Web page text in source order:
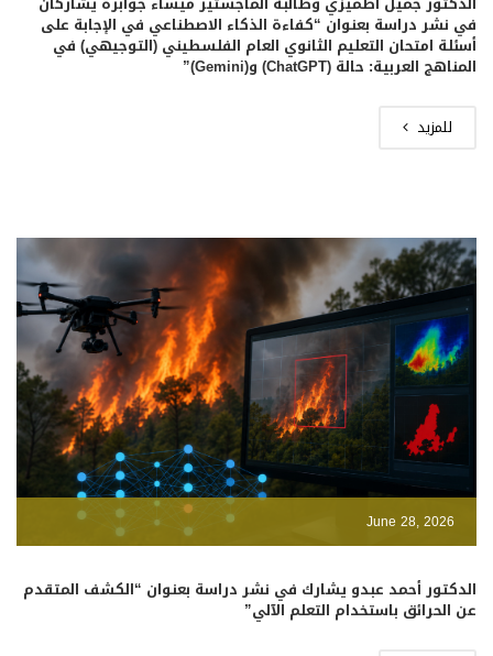
في نشر دراسة بعنوان “كفاءة الذكاء الاصطناعي في الإجابة على
أسئلة امتحان التعليم الثانوي العام الفلسطيني (التوجيهي) في
المناهج العربية: حالة (ChatGPT) و(Gemini)”
للمزيد
June 28, 2026
الدكتور أحمد عبدو يشارك في نشر دراسة بعنوان “الكشف المتقدم
عن الحرائق باستخدام التعلم الآلي”